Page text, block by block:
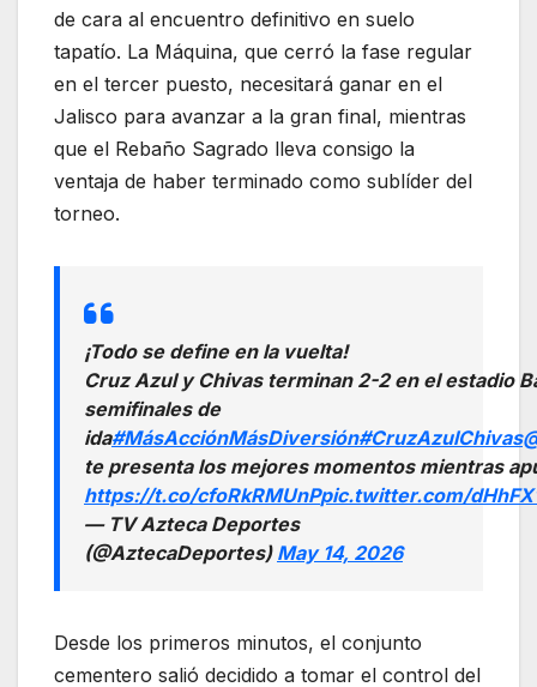
de cara al encuentro definitivo en suelo
tapatío. La Máquina, que cerró la fase regular
en el tercer puesto, necesitará ganar en el
Jalisco para avanzar a la gran final, mientras
que el Rebaño Sagrado lleva consigo la
ventaja de haber terminado como sublíder del
torneo.
¡Todo se define en la vuelta!
Cruz Azul y Chivas terminan 2-2 en el estadio
semifinales de
ida#MásAcciónMásDiversión#CruzAzulChivas
te presenta los mejores momentos mientras
https://t.co/cfoRkRMUnPpic.twitter.com/
— TV Azteca Deportes
(@AztecaDeportes) May 14, 2026
Desde los primeros minutos, el conjunto
cementero salió decidido a tomar el control del